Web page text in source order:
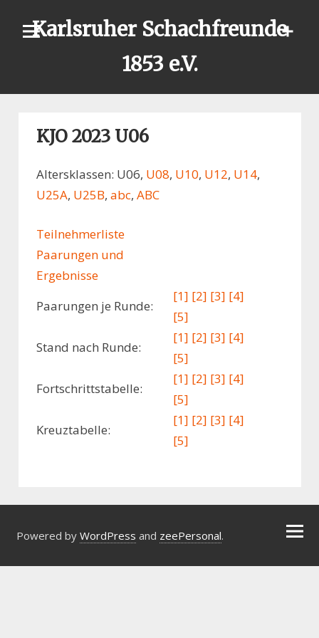
Karlsruher Schachfreunde
1853 e.V.
KJO 2023 U06
Altersklassen: U06, U08, U10, U12, U14,
U25A, U25B, abc, ABC
Teilnehmerliste
Paarungen und
Ergebnisse
Paarungen je Runde:
[1] [2] [3] [4]
[5]
Stand nach Runde:
[1] [2] [3] [4]
[5]
Fortschrittstabelle:
[1] [2] [3] [4]
[5]
Kreuztabelle:
[1] [2] [3] [4]
[5]
Powered by WordPress and zeePersonal.